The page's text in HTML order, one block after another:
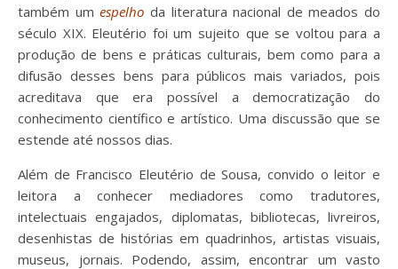
também umespelho da literatura nacional de meados do
século XIX. Eleutério foi um sujeito que se voltou para a
produção de bens e práticas culturais, bem como para a
difusão desses bens para públicos mais variados, pois
acreditava que era possível a democratização do
conhecimento científico e artístico. Uma discussão que se
estende até nossos dias.
Além de Francisco Eleutério de Sousa, convido o leitor e
leitora a conhecer mediadores como tradutores,
intelectuais engajados, diplomatas, bibliotecas, livreiros,
desenhistas de histórias em quadrinhos, artistas visuais,
museus, jornais. Podendo, assim, encontrar um vasto